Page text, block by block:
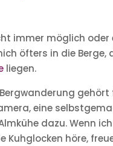
immer möglich oder
öfters in die Berge,
liegen.
gehört
eine
dazu. Wenn
Kuhglocken höre,